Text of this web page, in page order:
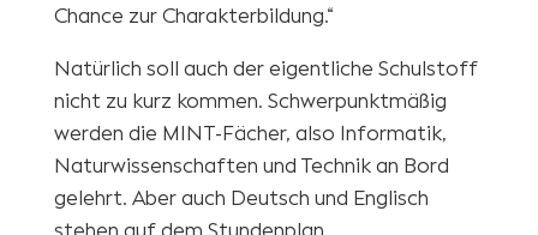
Chance zur Charakterbildung.“
Natürlich soll auch der eigentliche Schulstoff
nicht zu kurz kommen. Schwerpunktmäßig
werden die MINT-Fächer, also Informatik,
Naturwissenschaften und Technik an Bord
gelehrt. Aber auch Deutsch und Englisch